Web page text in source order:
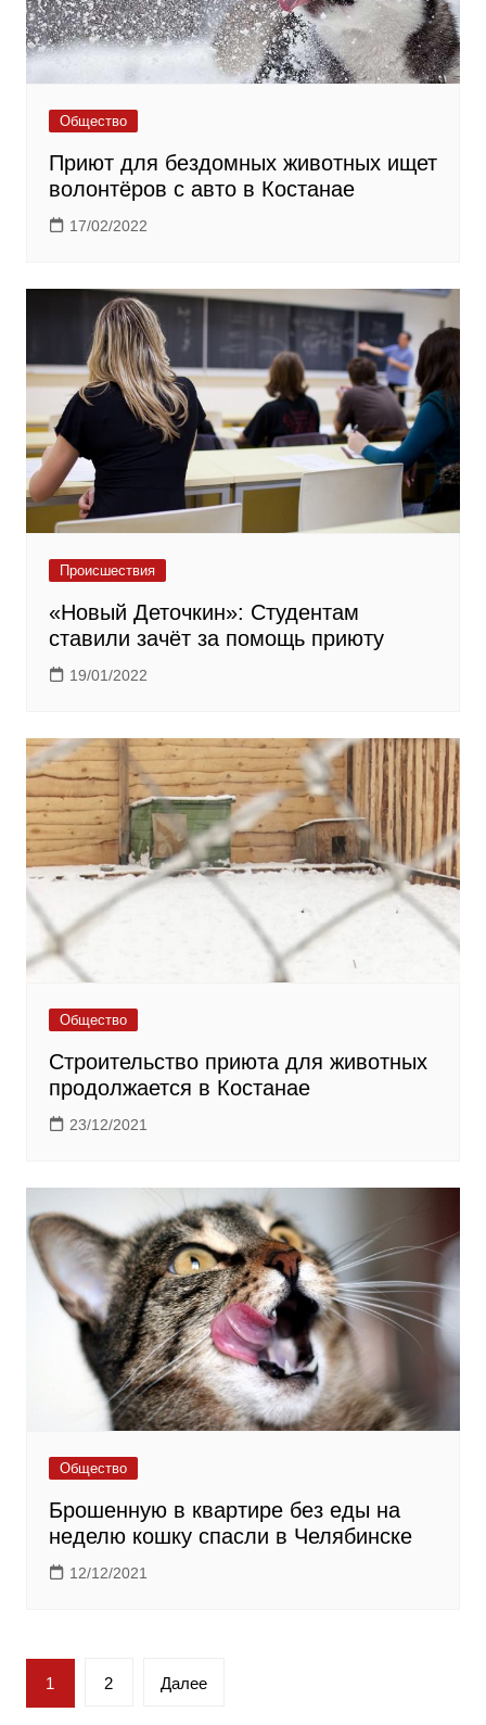
Общество
Приют для бездомных животных ищет
волонтёров с авто в Костанае
17/02/2022
Происшествия
«Новый Деточкин»: Студентам
ставили зачёт за помощь приюту
19/01/2022
Общество
Строительство приюта для животных
продолжается в Костанае
23/12/2021
Общество
Брошенную в квартире без еды на
неделю кошку спасли в Челябинске
12/12/2021
Пагинация
записей
1 2 Далее